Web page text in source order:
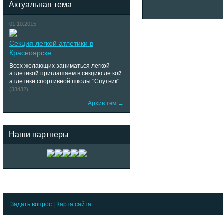
Актуальная тема
01.10.2015
Секция легкой атлетики в
Красноярске
Всех желающих заниматься легкой
атлетикой приглашаем в секцию легкой
атлетики спортивной школы "Спутник"
(33432)
Архив тем →
Наши партнеры
Задать вопрос Карта сайта